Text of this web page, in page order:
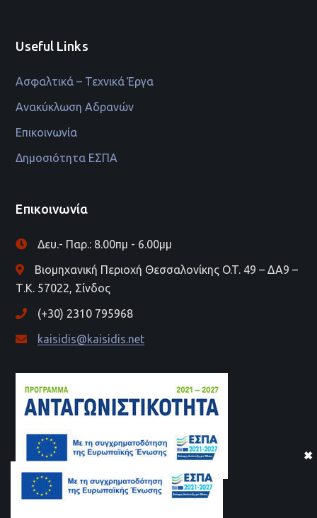
Useful Links
Ασφαλτικά – Τεχνικά Έργα
Ανακύκλωση Αδρανών
Επικοινωνία
Δημοσιότητα ΕΣΠΑ
Επικοινωνία
Δευ.- Παρ.: 8.00πμ - 6.00μμ
Βιομηχανική Περιοχή Θεσσαλονίκης O.T. 49 – ΔΑ9 –
Τ.Κ. 57022, Σίνδος
(+30) 2310 795968
kaisidis@kaisidis.net
ΑΦΙΣΑ ESPA